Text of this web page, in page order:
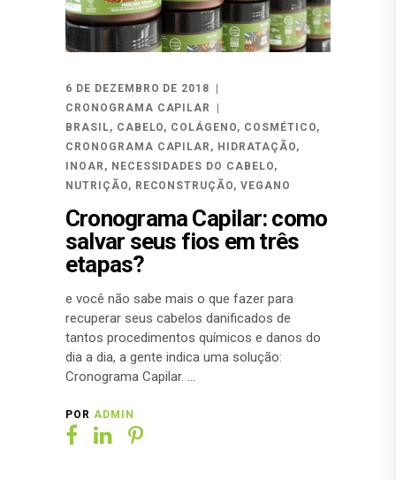
6 DE DEZEMBRO DE 2018
CRONOGRAMA CAPILAR
BRASIL, CABELO, COLÁGENO, COSMÉTICO,
CRONOGRAMA CAPILAR , HIDRATAÇÃO,
INOAR , NECESSIDADES DO CABELO,
NUTRIÇÃO, RECONSTRUÇÃO,VEGANO
Cronograma Capilar: como
salvar seus fios em três
etapas?
e você não sabe mais o que fazer para
recuperar seus cabelos danificados de
tantos procedimentos químicos e danos do
dia a dia, a gente indica uma solução:
Cronograma Capilar.
POR ADMIN